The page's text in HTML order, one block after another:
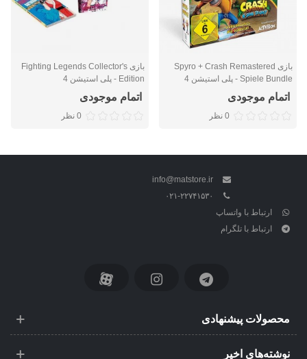
بازی Spyro + Crash Remastered
Spiele Bundle - پلی استیشن 4
اتمام موجودی
0 نظر
بازی Fighting Legends Collector's
Edition - پلی استیشن 4
اتمام موجودی
0 نظر
info@matstore.ir
۰۲۱-۲۲۷۴۱۵۳۰
ارتباط با واتساپ
ارتباط با تلگرام
محصولات پیشنهادی
نوشته‌های اخیر